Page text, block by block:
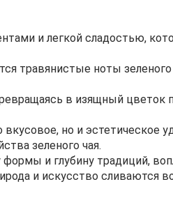
и легкой сладостью,
травянистые ноты
в изящный
вкусовое, но и
зеленого чая.
формы и глубину традиций,
и искусство сливаются